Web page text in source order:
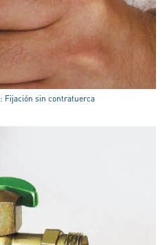
Fijación sin contratuerca